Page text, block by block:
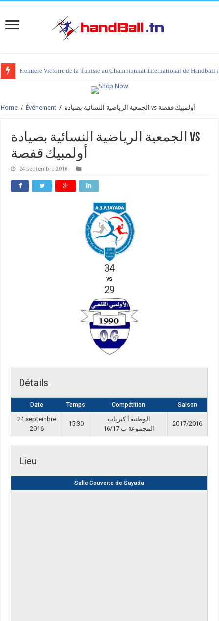
Première Victoire de la Tunisie au Championnat International de Handball
Home / Événement / الجمعية الرياضية النسائية بصيادة vs أولمبيك قفصة
الجمعية الرياضية النسائية بصيادة vs
أولمبيك قفصة
24 septembre 2016
34
vs
29
Détails
Date Temps Compétition Saison
24 septembre
2016
15:30
الوطنية أ كبريات
المجموعة ب 16/17
2017/2016
Lieu
Salle Couverte de Sayada